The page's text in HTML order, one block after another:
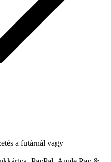
a futárnál vagy